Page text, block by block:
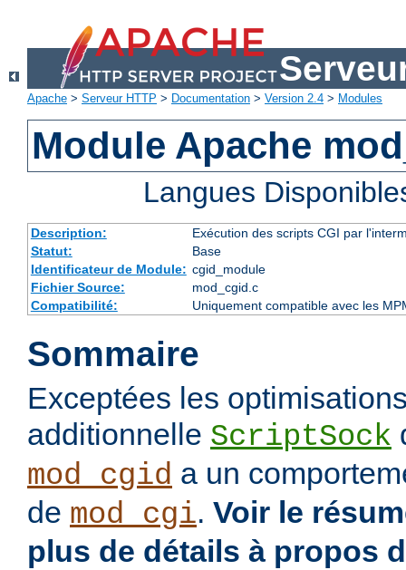
Apache > Serveur HTTP > Documentation > Version 2.4 > Modules
Module Apache
Langues
Description:
Exécution des scripts CGI par
Statut:
Base
Identificateur de Module: cgid_module
Fichier Source:
mod_cgid.c
Compatibilité:
Uniquement compatible avec les
Sommaire
Exceptées les
additionnelle ScriptSock
mod_cgid a un
de mod_cgi. Voir le
plus de détails à propos